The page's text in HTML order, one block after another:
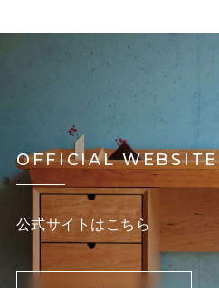
OFFICIAL WEBSITE
公式サイトはこちら